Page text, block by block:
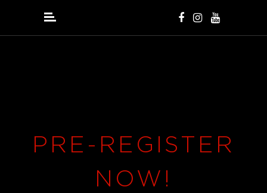
PRE-REGISTER
NOW!